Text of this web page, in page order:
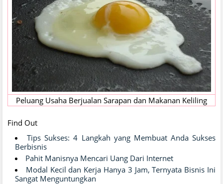
Peluang Usaha Berjualan Sarapan dan Makanan Keliling
Find Out
Tips Sukses: 4 Langkah yang Membuat Anda Sukses
Berbisnis
Pahit Manisnya Mencari Uang Dari Internet
Modal Kecil dan Kerja Hanya 3 Jam, Ternyata Bisnis Ini
Sangat Menguntungkan